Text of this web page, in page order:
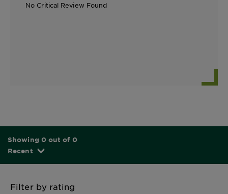
No Critical Review Found
Showing 0 out of 0
Recent
Filter by rating